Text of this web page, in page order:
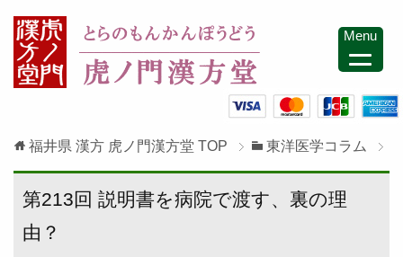
福井県 漢方 虎ノ門漢方堂 TOP 東洋医学コラム
第213回 説明書を病院で渡す、裏の理
由？
Menu